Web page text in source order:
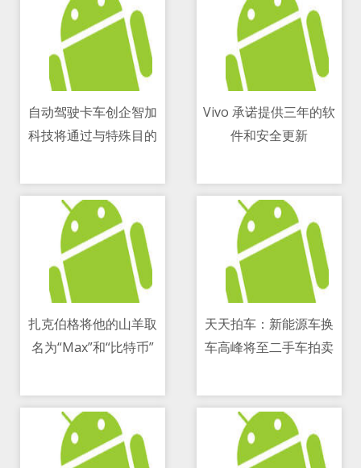
自动驾驶卡车创企智加
科技将通过与特殊目的
Vivo 承诺提供三年的软
件和安全更新
扎克伯格将他的山羊取
名为“Max”和“比特币”
天天拍车：新能源车换
车高峰将至二手车拍卖